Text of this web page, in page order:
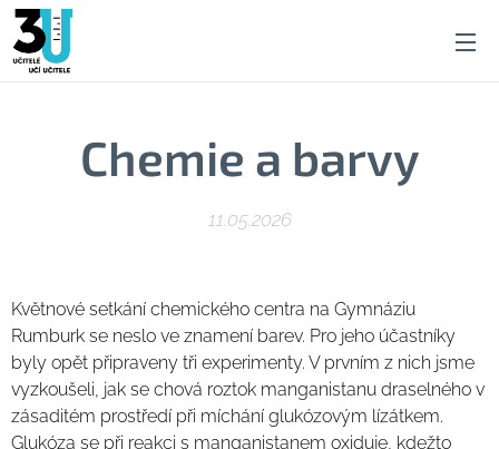
Chemie a barvy
11.05.2026
Květnové setkání chemického centra na Gymnáziu
Rumburk se neslo ve znamení barev. Pro jeho účastníky
byly opět připraveny tři experimenty. V prvním z nich jsme
vyzkoušeli, jak se chová roztok manganistanu draselného v
zásaditém prostředí při míchání glukózovým lízátkem.
Glukóza se při reakci s manganistanem oxiduje, kdežto